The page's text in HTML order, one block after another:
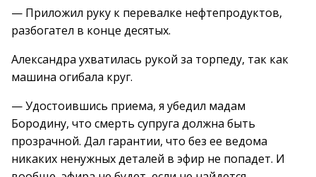
— Приложил руку к перевалке нефтепродуктов,
разбогател в конце десятых.
Александра ухватилась рукой за торпеду, так как
машина огибала круг.
— Удостоившись приема, я убедил мадам
Бородину, что смерть супруга должна быть
прозрачной. Дал гарантии, что без ее ведома
никаких ненужных деталей в эфир не попадет. И